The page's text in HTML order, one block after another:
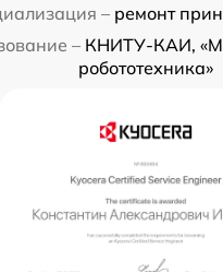
– ремонт
– КНИТУ-КАИ,
робототехника»